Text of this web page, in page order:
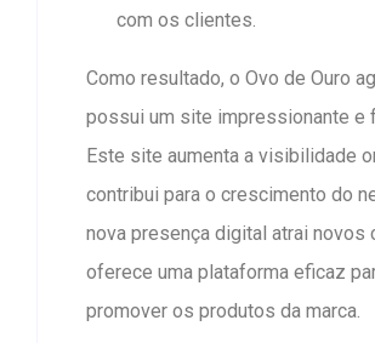
com os clientes.
Como resultado, o Ovo de Ouro
possui um site impressionante e
Este site aumenta a visibilidade
contribui para o crescimento do
nova presença digital atrai novos
oferece uma plataforma eficaz
promover os produtos da marca.